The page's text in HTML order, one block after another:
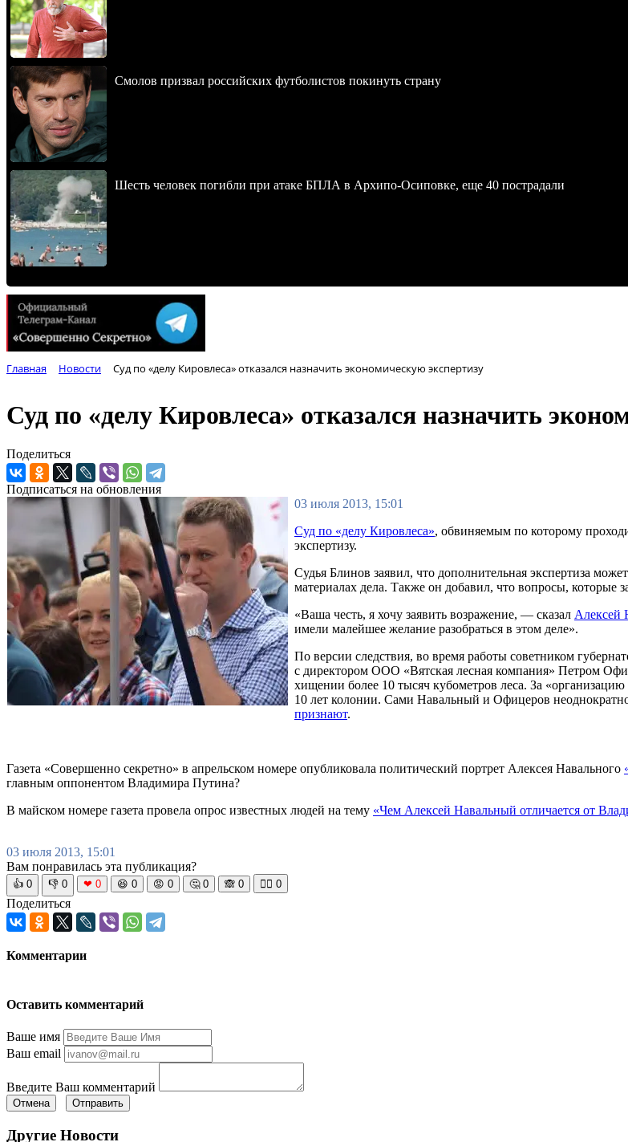
Смолов призвал российских футболистов покинуть страну
Шесть человек погибли при атаке БПЛА в Архипо-Осиповке, еще 40 пострадали
Главная Новости Суд по «делу Кировлеса» отказался назначить экономическую экспертизу
Суд по «делу Кировлеса» отказался назначить
Поделиться
Подписаться на обновления
03 июля 2013, 15:01
Суд по «делу Кировлеса», обвиняемым по которому
экспертизу.
Судья Блинов заявил, что дополнительная экспертиза
материалах дела. Также он добавил, что вопросы, которые
«Ваша честь, я хочу заявить возражение, — сказал Алексей
имели малейшее желание разобраться в этом деле».
По версии следствия, во время работы советником
с директором ООО «Вятская лесная компания» Петром
хищении более 10 тысяч кубометров леса. За
10 лет колонии. Сами Навальный и Офицеров
признают.
Газета «Совершенно секретно» в апрельском номере опубликовала политический портрет Алексея Навального
главным оппонентом Владимира Путина?
В майском номере газета провела опрос известных людей на тему «Чем Алексей Навальный отличается от
03 июля 2013, 15:01
Вам понравилась эта публикация?
👍 0 👎 0 ❤ 0 😆 0 😡 0 🤔 0 🙈 0 🧘‍♀️ 0
Поделиться
Комментарии
Оставить комментарий
Ваше имя
Ваш email
Введите Ваш комментарий
Отмена Отправить
Другие Новости